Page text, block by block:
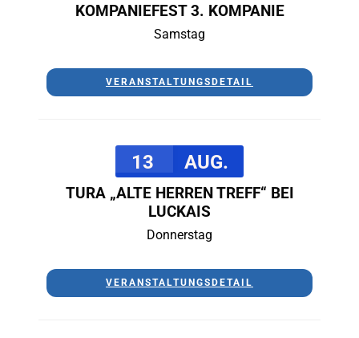
KOMPANIEFEST 3. KOMPANIE
Samstag
VERANSTALTUNGSDETAIL
13 AUG.
TURA „ALTE HERREN TREFF“ BEI
LUCKAIS
Donnerstag
VERANSTALTUNGSDETAIL